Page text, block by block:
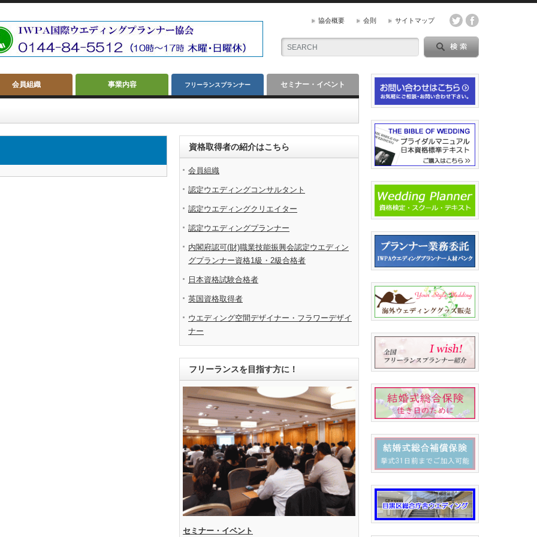
協会概要 会則 サイトマップ
会員組織 事業内容 フリーランスプランナー セミナー・イベント
資格取得者の紹介はこちら
会員組織
認定ウエディングコンサルタント
認定ウエディングクリエイター
認定ウエディングプランナー
内閣府認可(財)職業技能振興会認定ウエディン
グプランナー資格1級・2級合格者
日本資格試験合格者
英国資格取得者
ウエディング空間デザイナー・フラワーデザイ
ナー
フリーランスを目指す方に！
セミナー・イベント